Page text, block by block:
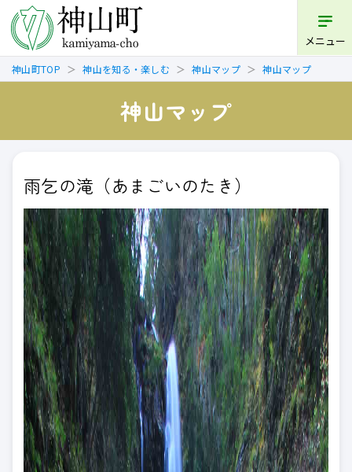
メニュー
神山町TOP 神山を知る・楽しむ 神山マップ 神山マップ
神山マップ
雨乞の滝（あまごいのたき）